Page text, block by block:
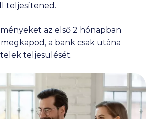
teljesítened.
az első 2 hónapban
a bank csak utána
teljesülését.